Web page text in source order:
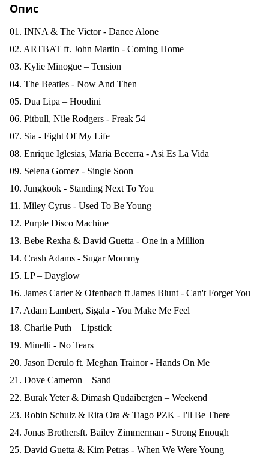
Опис
01. INNA & The Victor - Dance Alone
02. ARTBAT ft. John Martin - Coming Home
03. Kylie Minogue – Tension
04. The Beatles - Now And Then
05. Dua Lipa – Houdini
06. Pitbull, Nile Rodgers - Freak 54
07. Sia - Fight Of My Life
08. Enrique Iglesias, Maria Becerra - Asi Es La Vida
09. Selena Gomez - Single Soon
10. Jungkook - Standing Next To You
11. Miley Cyrus - Used To Be Young
12. Purple Disco Machine
13. Bebe Rexha & David Guetta - One in a Million
14. Crash Adams - Sugar Mommy
15. LP – Dayglow
16. James Carter & Ofenbach ft James Blunt - Can't Forget You
17. Adam Lambert, Sigala - You Make Me Feel
18. Charlie Puth – Lipstick
19. Minelli - No Tears
20. Jason Derulo ft. Meghan Trainor - Hands On Me
21. Dove Cameron – Sand
22. Burak Yeter & Dimash Qudaibergen – Weekend
23. Robin Schulz & Rita Ora & Tiago PZK - I'll Be There
24. Jonas Brothersft. Bailey Zimmerman - Strong Enough
25. David Guetta & Kim Petras - When We Were Young